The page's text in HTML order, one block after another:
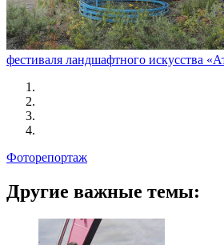
фестиваля ландшафтного искусства
Фоторепортаж
Другие важные темы: